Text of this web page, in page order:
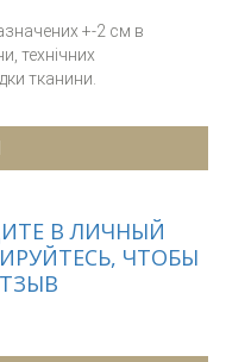
+-2 см в
технічних
тканини.
В ЛИЧНЫЙ
ЧТОБЫ